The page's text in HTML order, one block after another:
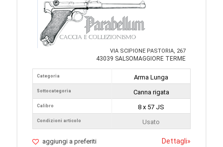
VIA SCIPIONE PASTORIA, 267
43039 SALSOMAGGIORE TERME
Categoria
Sottocategoria
Calibro
Condizioni articolo
Arma Lunga
Canna rigata
8 x 57 JS
Usato
aggiungi a preferiti Dettagli»